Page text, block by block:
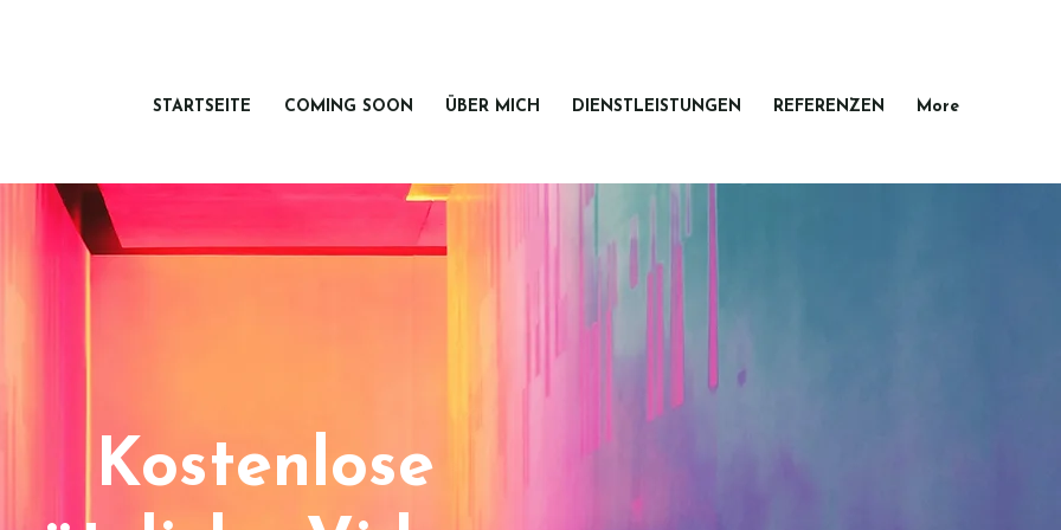
STARTSEITE COMING SOON ÜBER MICH DIENSTLEISTUNGEN REFERENZEN More
Kostenlose